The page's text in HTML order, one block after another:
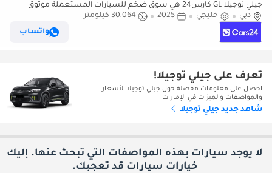
جيلي توجيلا GL كارس24 هي سوق ضخم للسيارات المستعملة موثوق
ومضمون ٪كارس24 هي سوق ضخم للسيارات المستعملة موثوق
دبي خليجي 2025
30,064 كيلومتر
واتساب
تعرف على جيلي توجيلا!
احصل على معلومات مفصلة حول جيلي توجيلا الأسعار
والمواصفات والميزات في الإمارات
شاهد جديد جيلي توجيلا
لا يوجد سيارات بهذه المواصفات التي تبحث عنها. إليك
خيارات سيارات قد تعجبك.